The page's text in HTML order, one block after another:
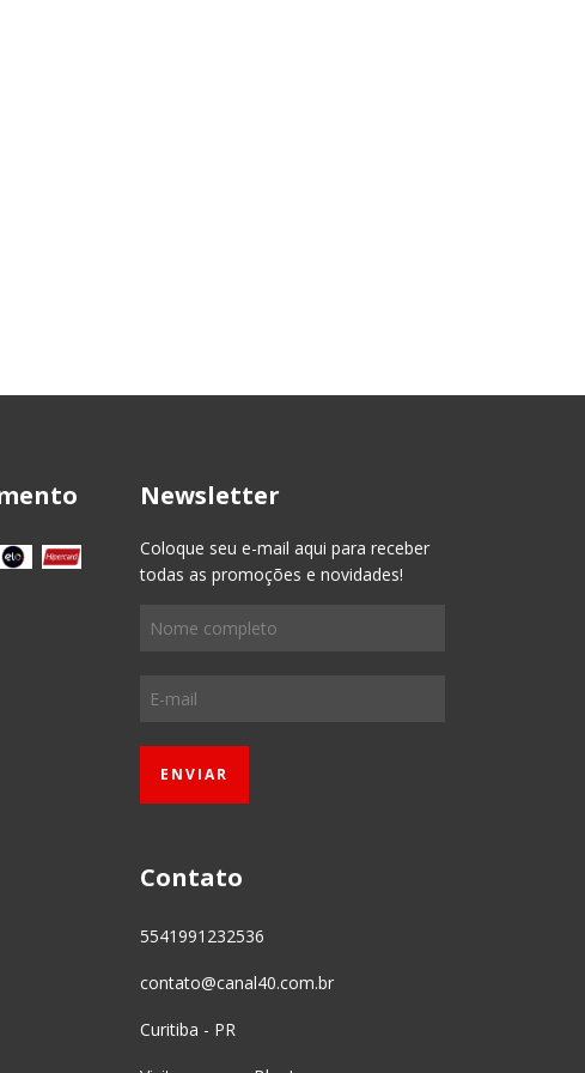
Newsletter
Coloque seu e-mail aqui para receber
todas as promoções e novidades!
Contato
5541991232536
contato@canal40.com.br
Curitiba - PR